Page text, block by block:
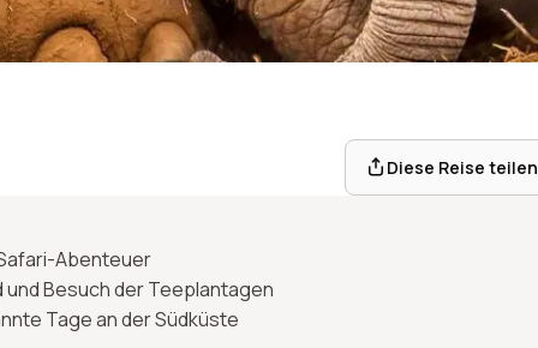
Sri Lanka
Kindern
Diese Reise teilen
Abenteuer
Besuch der Teeplantagen
Tage an der Südküste